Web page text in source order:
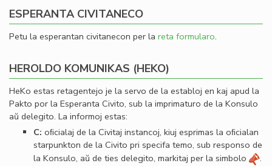
ESPERANTA CIVITANECO
Petu la esperantan civitanecon per la reta formularo.
HEROLDO KOMUNIKAS (HEKO)
HeKo estas retagentejo je la servo de la establoj en kaj apud la
Pakto por la Esperanta Civito, sub la imprimaturo de la Konsulo
aŭ delegito. La informoj estas:
C: oﬁcialaj de la Civitaj instancoj, kiuj esprimas la oﬁcialan
starpunkton de la Civito pri specifa temo, sub responso de
la Konsulo, aŭ de ties delegito, markitaj per la simbolo
.